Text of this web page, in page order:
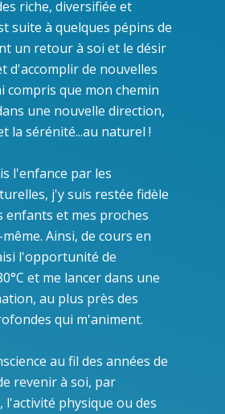
riche, diversifiée et
suite à quelques pépins de
un retour à soi et le désir
d'accomplir de nouvelles
compris que mon chemin
une nouvelle direction,
la sérénité...au naturel !
l'enfance par les
j'y suis restée fidèle
enfants et mes proches
Ainsi, de cours en
l'opportunité de
et me lancer dans une
au plus près des
qui m'animent.
au fil des années de
revenir à soi, par
physique ou des